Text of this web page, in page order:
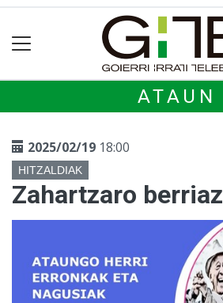
ATAUN
2025/02/19 18:00
HITZALDIAK
Zahartzaro berriaz